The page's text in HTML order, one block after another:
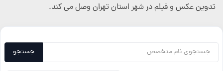
تدوین عکس و فیلم در شهر استان تهران وصل می کند.
جستجو